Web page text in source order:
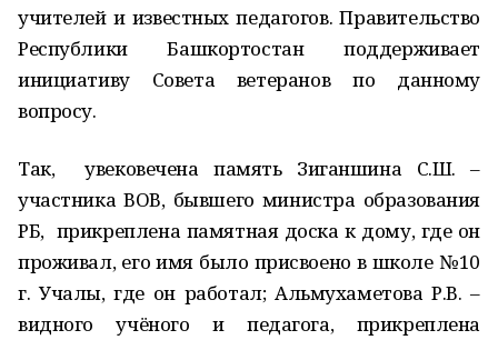
учителей и известных педагогов. Правительство
Республики Башкортостан поддерживает
инициативу Совета ветеранов по данному
вопросу.
Так, увековечена память Зиганшина С.Ш. –
участника ВОВ, бывшего министра образования
РБ, прикреплена памятная доска к дому, где он
проживал, его имя было присвоено в школе №10
г. Учалы, где он работал; Альмухаметова Р.В. –
видного учёного и педагога, прикреплена